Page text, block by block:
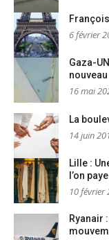
6 février
Gaza-
nouveau
16 mai
La
14 juin
Lille :
l’on
10 février
Ryanair